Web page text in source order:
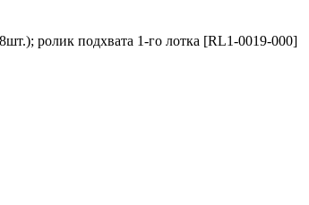
ролик подхвата 1-го лотка [RL1-0019-000]